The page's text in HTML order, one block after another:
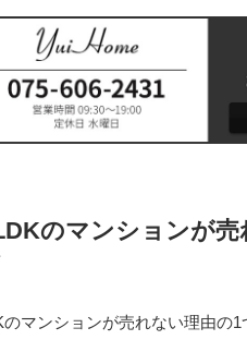
のマンションが
のマンションが売れない理由の